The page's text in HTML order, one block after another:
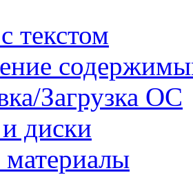
текстом
Загрузка ОС
диски